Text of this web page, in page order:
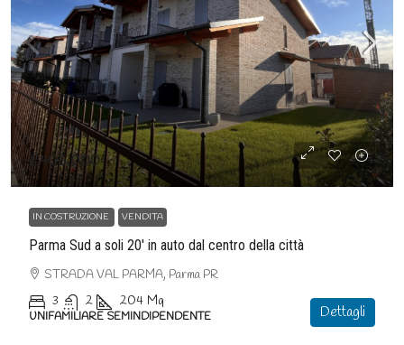
€405.000
IN COSTRUZIONE VENDITA
Parma Sud a soli 20′ in auto dal centro della città
STRADA VAL PARMA, Parma PR
3 2 204 Mq
UNIFAMILIARE SEMINDIPENDENTE Dettagli